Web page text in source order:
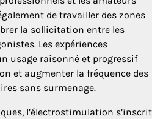
de travailler des zones
la sollicitation entre les
Les expériences
usage raisonné et progressif
et augmenter la fréquence des
sans surmenage.
l’électrostimulation s’inscrit